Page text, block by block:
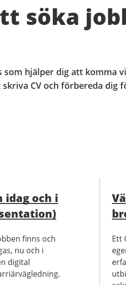
söka
som hjälper dig att komma
CV och förbereda dig
idag och i
finns och
nu och i
digital
Ett